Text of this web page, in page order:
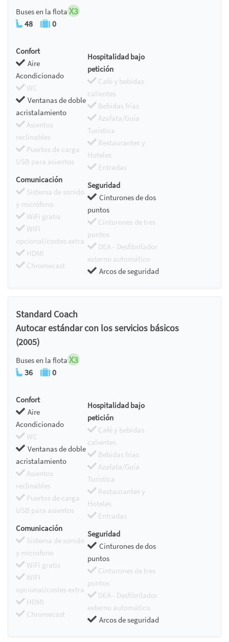
Buses en la flota X3
48 0
Confort
Aire
Acondicionado
WC
Ventanas de doble
acristalamiento
Asientos
reclinables
Puertos de carga
USB para asientos
Hospitalidad bajo
petición
Café y bebidas
calientes
Bebidas frías
Azafata/Guía
Turística
Restaurantes y
Hoteles
Entradas
Comunicación
Sistema de sonido
y micrófono
WiFi gratis
WIFI
opcional/costes extra
HDMI
Chromecast
Seguridad
Cinturones de dos
puntos
Cinturones de tres
puntos
DEA - Desfibrilador
externo automático
Arcos de seguridad
Standard Coach
Autocar estándar con los servicios básicos
(2005)
Buses en la flota X3
36 0
Confort
Aire
Acondicionado
WC
Ventanas de doble
acristalamiento
Asientos
reclinables
Puertos de carga
USB para asientos
Hospitalidad bajo
petición
Café y bebidas
calientes
Bebidas frías
Azafata/Guía
Turística
Restaurantes y
Hoteles
Entradas
Comunicación
Sistema de sonido
y micrófono
WiFi gratis
WIFI
opcional/costes extra
HDMI
Chromecast
Seguridad
Cinturones de dos
puntos
Cinturones de tres
puntos
DEA - Desfibrilador
externo automático
Arcos de seguridad